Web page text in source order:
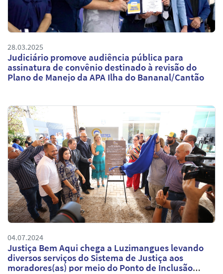
28.03.2025
Judiciário promove audiência pública para
assinatura de convênio destinado à revisão do
Plano de Manejo da APA Ilha do Bananal/Cantão
04.07.2024
Justiça Bem Aqui chega a Luzimangues levando
diversos serviços do Sistema de Justiça aos
moradores(as) por meio do Ponto de Inclusão